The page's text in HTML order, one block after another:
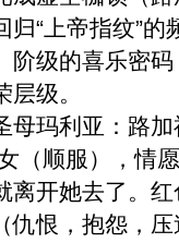
“上帝指纹”的
阶级的喜乐密
级。
母玛利亚：路
（顺服），情
离开她去了。
仇恨，抱怨，